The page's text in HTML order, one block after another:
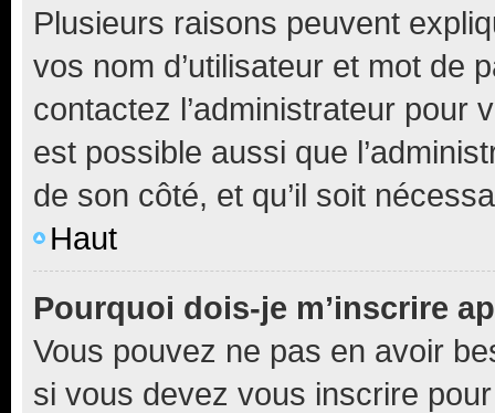
Plusieurs raisons peuvent
vos nom d’utilisateur et mot de
contactez l’administrateur pour
est possible aussi que
de son côté, et qu’il soit
Haut
Pourquoi dois-je m’inscrire
Vous pouvez ne pas en avoir
si vous devez vous inscrire